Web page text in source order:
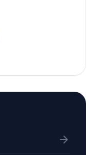
arrow_forward